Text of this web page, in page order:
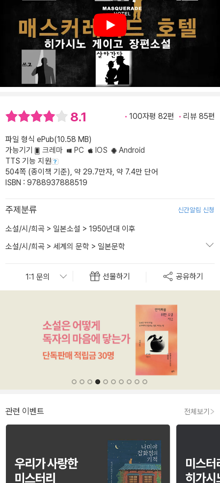
Play
8.1 100자평 82편 리뷰 85편
파일 형식 ePub(10.58 MB)
가능기기
크레마 PC IOS
Android
TTS 기능 지원
504쪽 (종이책 기준), 약 29.7만자, 약 7.4만 단어
ISBN : 9788937888519
주제분류 신간알림 신청
소설/시/희곡 > 일본소설 > 1950년대 이후
소설/시/희곡 > 세계의 문학 > 일본문학
선물하기 공유하기
관련 이벤트 전체보기